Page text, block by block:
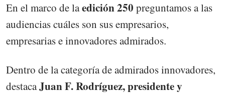
En el marco de laedición 250 preguntamos a las
audiencias cuáles son sus empresarios,
empresarias e innovadores admirados.
Dentro de la categoría de admirados innovadores,
destacaJuan F. Rodríguez, presidente y